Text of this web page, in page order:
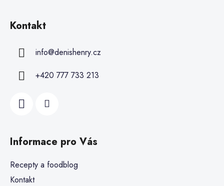
Kontakt
info@denishenry.cz
+420 777 733 213
Informace pro Vás
Recepty a foodblog
Kontakt